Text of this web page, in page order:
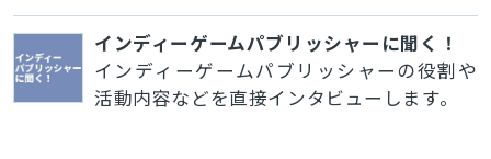
インディーゲームパブリッシャーに聞く！
インディーゲームパブリッシャーの役割や
活動内容などを直接インタビューします。